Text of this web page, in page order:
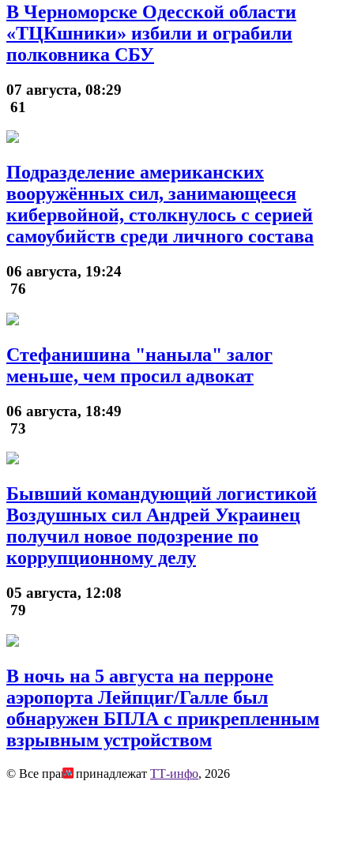
В Черноморске Одесской области
«ТЦКшники» избили и ограбили
полковника СБУ
07 августа, 08:29
61
Подразделение американских
вооружённых сил, занимающееся
кибервойной, столкнулось с серией
самоубийств среди личного состава
06 августа, 19:24
76
Стефанишина "наныла" залог
меньше, чем просил адвокат
06 августа, 18:49
73
Бывший командующий логистикой
Воздушных сил Андрей Украинец
получил новое подозрение по
коррупционному делу
05 августа, 12:08
79
В ночь на 5 августа на перроне
аэропорта Лейпциг/Галле был
обнаружен БПЛА с прикрепленным
взрывным устройством
© Все права принадлежат ТТ-инфо, 2026